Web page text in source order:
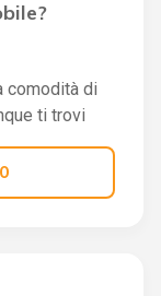
comodità di
ti trovi